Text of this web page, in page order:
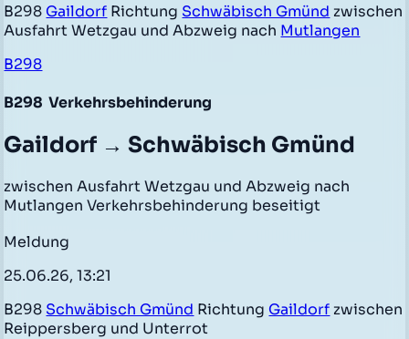
B298 Gaildorf Richtung Schwäbisch Gmünd zwischen
Ausfahrt Wetzgau und Abzweig nach Mutlangen
B298
B298 Verkehrsbehinderung
Gaildorf → Schwäbisch Gmünd
zwischen Ausfahrt Wetzgau und Abzweig nach
Mutlangen Verkehrsbehinderung beseitigt
Meldung
25.06.26, 13:21
B298 Schwäbisch Gmünd Richtung Gaildorf zwischen
Reippersberg und Unterrot